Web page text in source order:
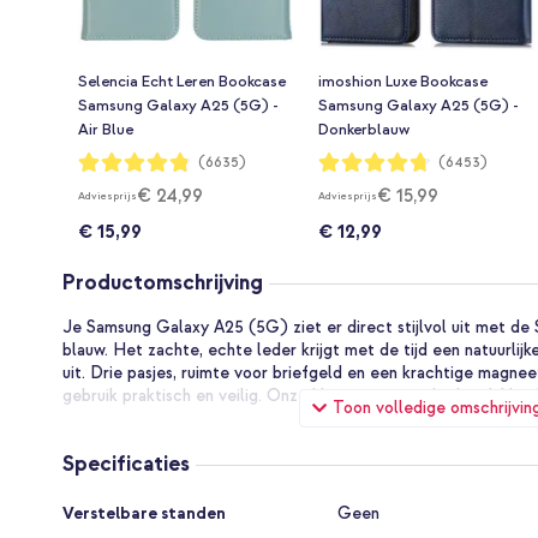
Selencia Echt Leren Bookcase
Samsung Galaxy A25 (5G) -
Air Blue
Waardering:
96%
(6635)
Adviesprijs€ 24,99
€ 15,99
imoshion Luxe Bookcase
Samsung Galaxy A25 (5G) -
Donkerblauw
Waardering:
94%
(6453)
Adviesprijs€ 15,99
€ 12,99
Productomschrijving
Toon volledige
Je Samsung Galaxy A25 (5G) ziet er direct stijlvol uit met de
blauw. Het zachte, echte leder krijgt met de tijd een
uit. Drie pasjes, ruimte voor briefgeld en een krachtige
gebruik praktisch en veilig. Onze klanten prijzen de
Bookcase:
Specificaties
Specificaties
Verstelbare standen
Geen